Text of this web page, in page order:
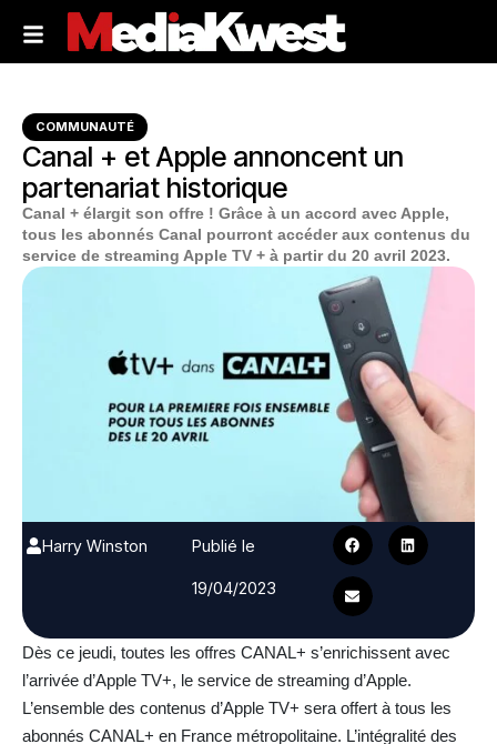
COMMUNAUTÉ
Canal + et Apple annoncent un
partenariat historique
Canal + élargit son offre ! Grâce à un accord avec Apple,
tous les abonnés Canal pourront accéder aux contenus du
service de streaming Apple TV + à partir du 20 avril 2023.
Harry Winston
Publié le
19/04/2023
Dès ce jeudi, toutes les offres CANAL+ s’enrichissent avec
l’arrivée d’Apple TV+, le service de streaming d’Apple.
L’ensemble des contenus d’Apple TV+ sera offert à tous les
abonnés CANAL+ en France métropolitaine. L’intégralité des